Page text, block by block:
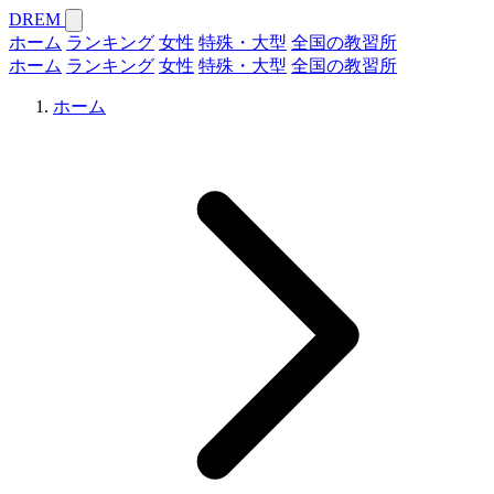
DREM
ホーム ランキング 女性 特殊・大型 全国の教習所
ホーム ランキング 女性 特殊・大型 全国の教習所
ホーム